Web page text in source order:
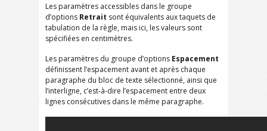
Les paramètres accessibles dans le groupe
d’options Retrait sont équivalents aux taquets de
tabulation de la règle, mais ici, les valeurs sont
spécifiées en centimètres.
Les paramètres du groupe d’options Espacement
définissent l’espacement avant et après chaque
paragraphe du bloc de texte sélectionné, ainsi que
l’interligne, c’est-à-dire l’espacement entre deux
lignes consécutives dans le même paragraphe.